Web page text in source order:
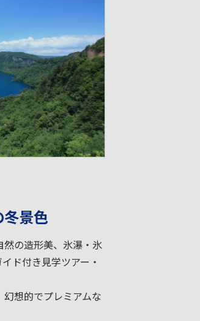
景色
の造形美、氷瀑・氷
ド付き見学ツアー・
想的でプレミアムな